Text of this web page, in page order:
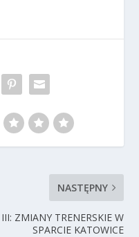
NASTĘPNY
III: ZMIANY TRENERSKIE W
SPARCIE KATOWICE